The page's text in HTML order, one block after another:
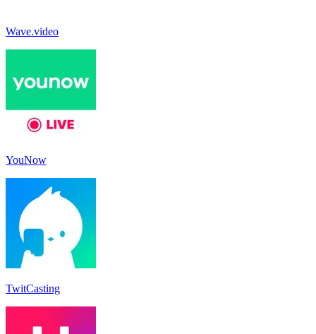
Wave.video
YouNow
TwitCasting